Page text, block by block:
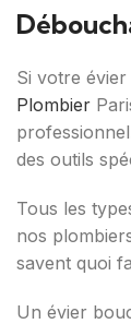
Si votre
Plombier
des outils
Tous les
nos
savent quoi
Un évier